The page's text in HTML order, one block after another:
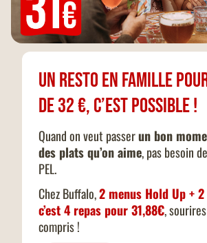
Un resto en famille
de 32 €, c’est possible !
Quand on veut passerun bon
des plats qu’on aime, pas besoin
PEL.
Chez Buffalo,2 menus Hold Up +
c’est 4 repas pour 31,88€,
compris !